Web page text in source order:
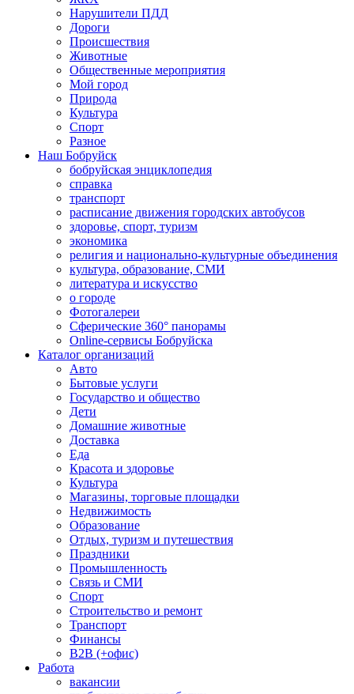
Нарушители ПДД
Дороги
Происшествия
Животные
Общественные мероприятия
Мой город
Природа
Культура
Спорт
Разное
Наш Бобруйск
бобруйская энциклопедия
справка
транспорт
расписание движения городских автобусов
здоровье, спорт, туризм
экономика
религия и национально-культурные объединения
культура, образование, СМИ
литература и искусство
о городе
Фотогалереи
Сферические 360° панорамы
Online-сервисы Бобруйска
Каталог организаций
Авто
Бытовые услуги
Государство и общество
Дети
Домашние животные
Доставка
Еда
Красота и здоровье
Культура
Магазины, торговые площадки
Недвижимость
Образование
Отдых, туризм и путешествия
Праздники
Промышленность
Связь и СМИ
Спорт
Строительство и ремонт
Транспорт
Финансы
B2B (+офис)
Работа
вакансии